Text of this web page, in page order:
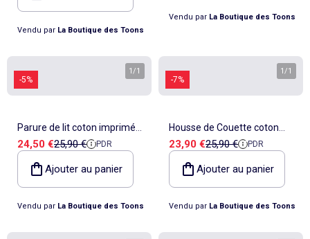
Vendu par La Boutique des Toons
Vendu par La Boutique des Toons
-5%
1 /1
Parure de lit coton imprimé
Disney Marie pour berceau
100 x 135
Prix de vente
24,50 €Prix de référence
25,90 € PDR
Ajouter au panier
Vendu par La Boutique des Toons
-7%
1 /1
Housse de Couette coton
Bambi 100x135 cm avec taie
- Parure de lit enfant
Prix de vente
23,90 €Prix de référence
25,90 € PDR
Ajouter au panier
Vendu par La Boutique des Toons